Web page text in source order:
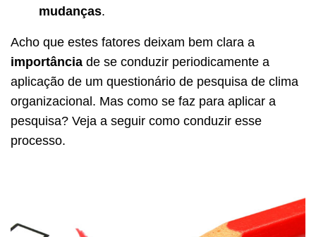
mudanças.
Acho que estes fatores deixam bem clara a
importância de se conduzir periodicamente a
aplicação de um questionário de pesquisa de clima
organizacional. Mas como se faz para aplicar a
pesquisa? Veja a seguir como conduzir esse
processo.